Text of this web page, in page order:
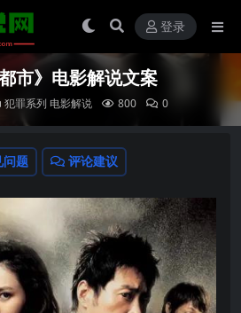
登录
市》电影解说文案
犯罪系列 电影解说 800 0
问题 评论建议